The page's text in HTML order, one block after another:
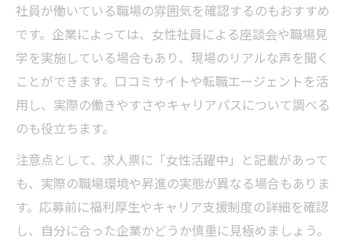
社員が働いている職場の雰囲気を確認するのもおすすめ
です。企業によっては、女性社員による座談会や職場見
学を実施している場合もあり、現場のリアルな声を聞く
ことができます。口コミサイトや転職エージェントを活
用し、実際の働きやすさやキャリアパスについて調べる
のも役立ちます。
注意点として、求人票に「女性活躍中」と記載があって
も、実際の職場環境や昇進の実態が異なる場合もありま
す。応募前に福利厚生やキャリア支援制度の詳細を確認
し、自分に合った企業かどうか慎重に見極めましょう。